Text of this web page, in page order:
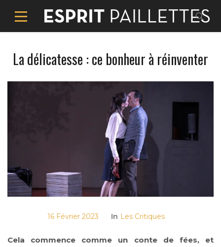
La délicatesse : ce bonheur à réinventer
16 Février 2023 In Les Critiques
Cela commence comme un conte de fées, et